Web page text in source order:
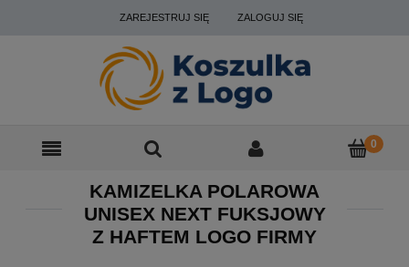
ZAREJESTRUJ SIĘ ZALOGUJ SIĘ
KAMIZELKA POLAROWA
UNISEX NEXT FUKSJOWY
Z HAFTEM LOGO FIRMY